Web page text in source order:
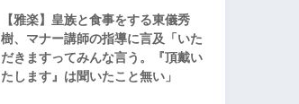
【雅楽】皇族と食事をする東儀秀
樹、マナー講師の指導に言及「いた
だきますってみんな言う。『頂戴い
たします』は聞いたこと無い」